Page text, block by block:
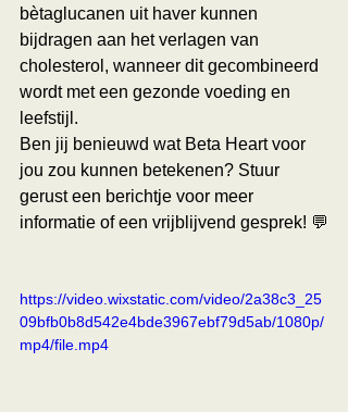
bètaglucanen uit haver kunnen
bijdragen aan het verlagen van
cholesterol, wanneer dit gecombineerd
wordt met een gezonde voeding en
leefstijl.
Ben jij benieuwd wat Beta Heart voor
jou zou kunnen betekenen? Stuur
gerust een berichtje voor meer
informatie of een vrijblijvend gesprek! 💬
https://video.wixstatic.com/video/2a38c3_25
09bfb0b8d542e4bde3967ebf79d5ab/1080p/
mp4/file.mp4